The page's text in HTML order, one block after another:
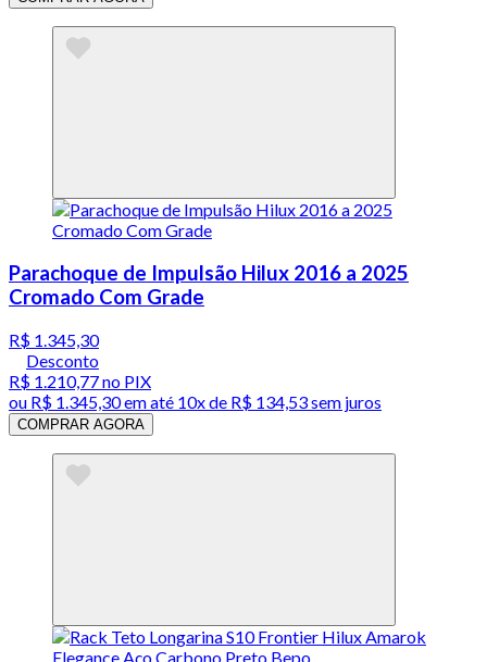
Parachoque de Impulsão Hilux 2016 a 2025
Cromado Com Grade
R$ 1.345,30
Desconto
R$ 1.210,77no PIX
ou R$ 1.345,30em até 10x de R$ 134,53 sem juros
COMPRAR AGORA